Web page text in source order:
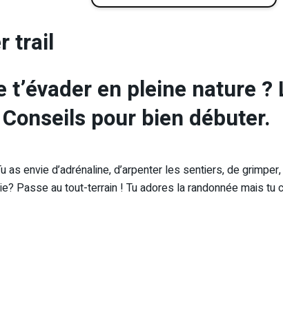
trail
t’évader en pleine nature
pour bien débuter.
as envie d’adrénaline, d’arpenter les sentiers, de
Passe au tout-terrain ! Tu adores la randonnée mais